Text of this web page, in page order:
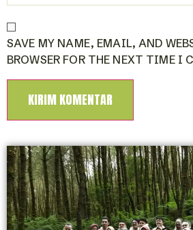
SAVE MY NAME, EMAIL, AND
BROWSER FOR THE NEXT TIME I